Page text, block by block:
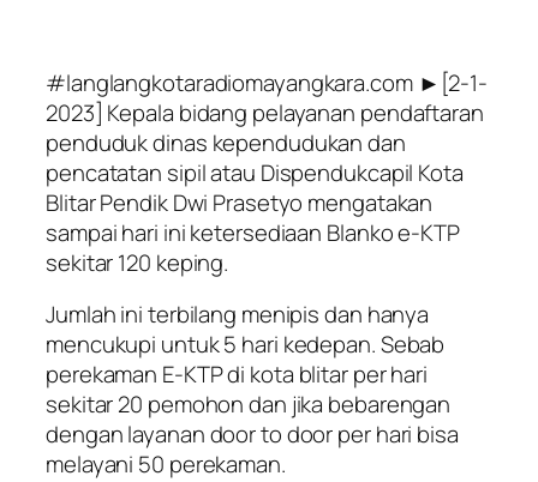
#langlangkotaradiomayangkara.com ►[2-1-
2023] Kepala bidang pelayanan pendaftaran
penduduk dinas kependudukan dan
pencatatan sipil atau Dispendukcapil Kota
Blitar Pendik Dwi Prasetyo mengatakan
sampai hari ini ketersediaan Blanko e-KTP
sekitar 120 keping.
Jumlah ini terbilang menipis dan hanya
mencukupi untuk 5 hari kedepan. Sebab
perekaman E-KTP di kota blitar per hari
sekitar 20 pemohon dan jika bebarengan
dengan layanan door to door per hari bisa
melayani 50 perekaman.